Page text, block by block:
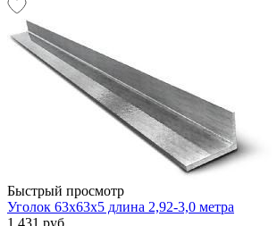
Быстрый просмотр
Уголок 63х63х5 длина 2,92-3,0 метра
1 431 руб.